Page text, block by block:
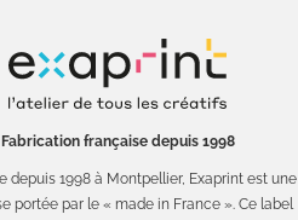
Fabrication française depuis 1998
depuis 1998 à Montpellier, Exaprint est une
portée par le « made in France ». Ce label